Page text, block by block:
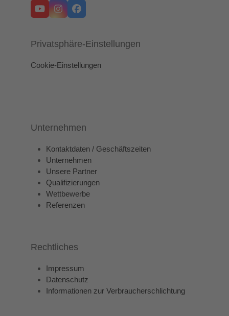
YouTubeInstagramFacebook
Privatsphäre-Einstellungen
Cookie-Einstellungen
Unternehmen
Kontaktdaten / Geschäftszeiten
Unternehmen
Unsere Partner
Qualifizierungen
Wettbewerbe
Referenzen
Rechtliches
Impressum
Datenschutz
Informationen zur Verbraucherschlichtung